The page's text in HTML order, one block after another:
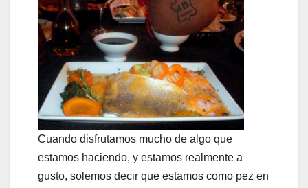
Cuando disfrutamos mucho de algo que
estamos haciendo, y estamos realmente a
gusto, solemos decir que estamos como pez en